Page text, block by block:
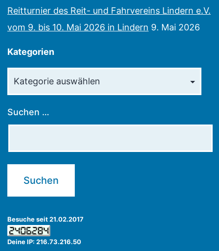
Reitturnier des Reit- und Fahrvereins Lindern e.V.
vom 9. bis 10. Mai 2026 in Lindern 9. Mai 2026
Kategorien
Suchen …
Besuche seit 21.02.2017
Deine IP: 216.73.216.50